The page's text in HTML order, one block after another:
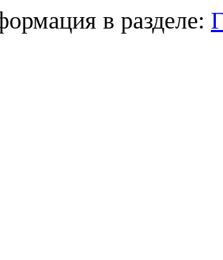
в разделе: